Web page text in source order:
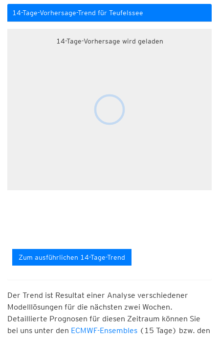
14-Tage-Vorhersage-Trend für Teufelssee
14-Tage-Vorhersage wird geladen
Zum ausführlichen 14-Tage-Trend
Der Trend ist Resultat einer Analyse verschiedener
Modelllösungen für die nächsten zwei Wochen.
Detaillierte Prognosen für diesen Zeitraum können Sie
bei uns unter den ECMWF-Ensembles (15 Tage) bzw. den